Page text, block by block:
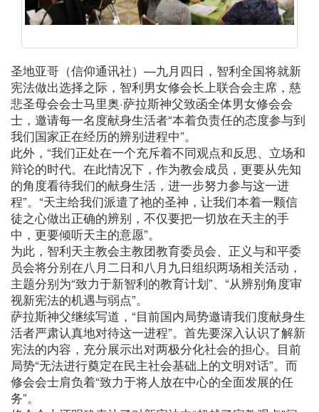
圣地亚哥（信仰通讯社）—九月四日，智利全国将就新
宪法做出选择之际，智利男女修会长上联合会主席，慈
悲圣母会会士马里奥·萨拉斯神父致函全体男女修会会
士，邀请每一名度献身生活者“本着负责任的态度参与到
我们国家正在经历的辨别进程中”。
此外，“我们正处在一个充斥着不同观点和反思、立场和
辩论的时代。在此情况下，作为教会成员，更要从先知
的角度看待我们的献身生活，进一步努力参与这一进
程”。“天主给我们派遣了祂的圣神，让我们本着一颗信
徒之心做出正确的辨别，不仅要把一切放在天主的手
中，更要倾听天主的意愿”。
为此，智利天主教会主教团教育委员会、正义与和平委
员会将分别在八月二日和八月九日组织两场相关活动，
主题分别为“致力于新智利的教育计划”、“从辨别角度审
视新宪法的机遇与弱点”。
萨拉斯神父继续写道，“目前国内局势邀请我们度献身生
活者严肃认真地对待这一进程”。首先要深入认识了解新
宪法的内容，充分展示出对两极分化社会的担心。目前
局势“无法进行奠定在民主社会基础上的文明对话”。而
修会会士肩负着“致力于将人放在中心的全面发展的任
务”。